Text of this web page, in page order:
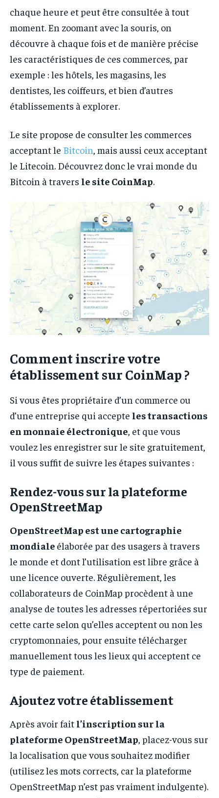
chaque heure et peut être consultée à tout
moment. En zoomant avec la souris, on
découvre à chaque fois et de manière précise
les caractéristiques de ces commerces, par
exemple : les hôtels, les magasins, les
dentistes, les coiffeurs, et bien d’autres
établissements à explorer.
Le site propose de consulter les commerces
acceptant le Bitcoin , mais aussi ceux acceptant
le Litecoin. Découvrez donc le vrai monde du
Bitcoin à travers le site CoinMap.
Comment inscrire votre
établissement sur CoinMap ?
Si vous êtes propriétaire d’un commerce ou
d’une entreprise qui accepte les transactions
en monnaie électronique , et que vous
voulez les enregistrer sur le site gratuitement,
il vous suffit de suivre les étapes suivantes :
Rendez-vous sur la plateforme
OpenStreetMap
OpenStreetMap est une cartographie
mondiale élaborée par des usagers à travers
le monde et dont l’utilisation est libre grâce à
une licence ouverte. Régulièrement, les
collaborateurs de CoinMap procèdent à une
analyse de toutes les adresses répertoriées sur
cette carte selon qu’elles acceptent ou non les
cryptomonnaies, pour ensuite télécharger
manuellement tous les lieux qui acceptent ce
type de paiement.
Ajoutez votre établissement
Après avoir fait l’inscription sur la
plateforme OpenStreetMap , placez-vous sur
la localisation que vous souhaitez modifier
(utilisez les mots corrects, car la plateforme
OpenStreetMap n’est pas vraiment indulgente).